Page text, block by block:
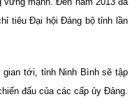
tiêu Đại hội Đảng bộ tỉnh lần
tới, tỉnh Ninh Bình sẽ tập
đấu của các cấp ủy Đảng.